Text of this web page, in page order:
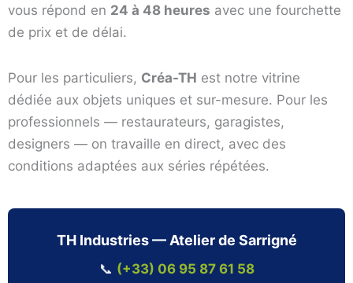
vous répond en 24 à 48 heures avec une fourchette
de prix et de délai.
Pour les particuliers, Créa-TH est notre vitrine
dédiée aux objets uniques et sur-mesure. Pour les
professionnels — restaurateurs, garagistes,
designers — on travaille en direct, avec des
conditions adaptées aux séries répétées.
TH Industries — Atelier de Sarrigné
📞 (+33) 06 95 87 61 58